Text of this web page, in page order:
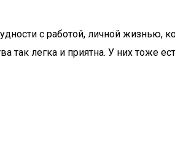
с работой, личной жизнью,
так легка и приятна. У них